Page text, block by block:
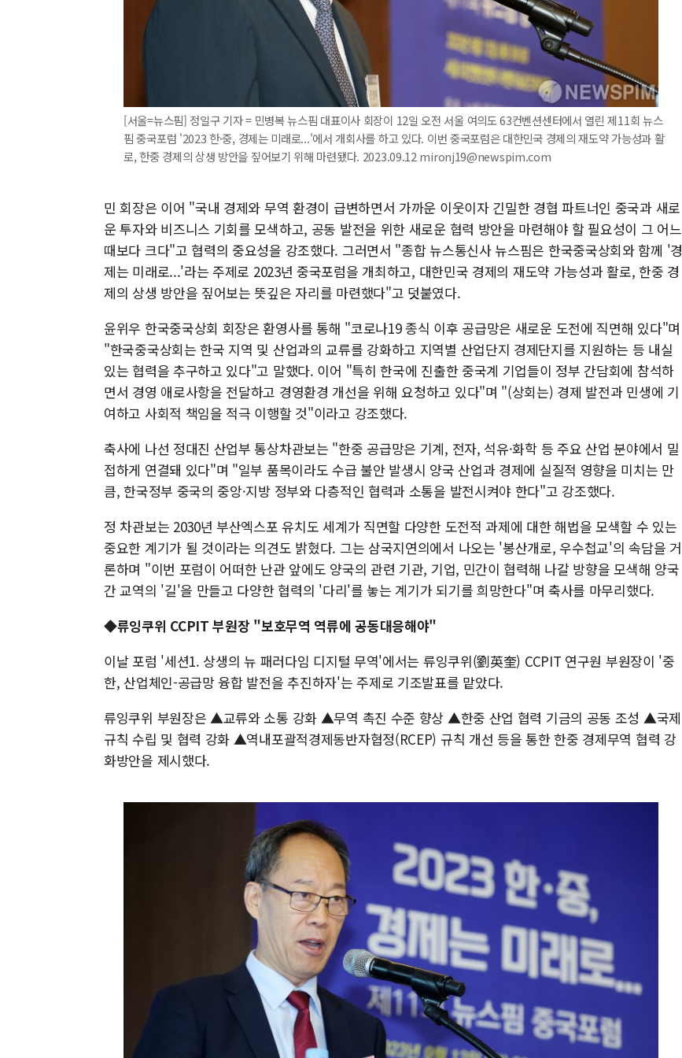
[서울=뉴스핌] 정일구 기자 = 민병복 뉴스핌 대표이사 회장이 12일 오전 서울 여의도 63컨벤션센터에서 열린 제11회 뉴스
핌 중국포럼 '2023 한·중, 경제는 미래로...'에서 개회사를 하고 있다. 이번 중국포럼은 대한민국 경제의 재도약 가능성과 활
로, 한중 경제의 상생 방안을 짚어보기 위해 마련됐다. 2023.09.12 mironj19@newspim.com
민 회장은 이어 "국내 경제와 무역 환경이 급변하면서 가까운 이웃이자 긴밀한 경협 파트너인 중국과 새로
운 투자와 비즈니스 기회를 모색하고, 공동 발전을 위한 새로운 협력 방안을 마련해야 할 필요성이 그 어느
때보다 크다"고 협력의 중요성을 강조했다. 그러면서 "종합 뉴스통신사 뉴스핌은 한국중국상회와 함께 '경
제는 미래로...'라는 주제로 2023년 중국포럼을 개최하고, 대한민국 경제의 재도약 가능성과 활로, 한중 경
제의 상생 방안을 짚어보는 뜻깊은 자리를 마련했다"고 덧붙였다.
윤위우 한국중국상회 회장은 환영사를 통해 "코로나19 종식 이후 공급망은 새로운 도전에 직면해 있다"며
"한국중국상회는 한국 지역 및 산업과의 교류를 강화하고 지역별 산업단지 경제단지를 지원하는 등 내실
있는 협력을 추구하고 있다"고 말했다. 이어 "특히 한국에 진출한 중국계 기업들이 정부 간담회에 참석하
면서 경영 애로사항을 전달하고 경영환경 개선을 위해 요청하고 있다"며 "(상회는) 경제 발전과 민생에 기
여하고 사회적 책임을 적극 이행할 것"이라고 강조했다.
축사에 나선 정대진 산업부 통상차관보는 "한중 공급망은 기계, 전자, 석유·화학 등 주요 산업 분야에서 밀
접하게 연결돼 있다"며 "일부 품목이라도 수급 불안 발생시 양국 산업과 경제에 실질적 영향을 미치는 만
큼, 한국정부 중국의 중앙·지방 정부와 다층적인 협력과 소통을 발전시켜야 한다"고 강조했다.
정 차관보는 2030년 부산엑스포 유치도 세계가 직면할 다양한 도전적 과제에 대한 해법을 모색할 수 있는
중요한 계기가 될 것이라는 의견도 밝혔다. 그는 삼국지연의에서 나오는 '봉산개로, 우수첩교'의 속담을 거
론하며 "이번 포럼이 어떠한 난관 앞에도 양국의 관련 기관, 기업, 민간이 협력해 나갈 방향을 모색해 양국
간 교역의 '길'을 만들고 다양한 협력의 '다리'를 놓는 계기가 되기를 희망한다"며 축사를 마무리했다.
◆류잉쿠위 CCPIT 부원장 "보호무역 역류에 공동대응해야"
이날 포럼 '세션1. 상생의 뉴 패러다임 디지털 무역'에서는 류잉쿠위(劉英奎) CCPIT 연구원 부원장이 '중
한, 산업체인-공급망 융합 발전을 추진하자'는 주제로 기조발표를 맡았다.
류잉쿠위 부원장은 ▲교류와 소통 강화 ▲무역 촉진 수준 향상 ▲한중 산업 협력 기금의 공동 조성 ▲국제
규칙 수립 및 협력 강화 ▲역내포괄적경제동반자협정(RCEP) 규칙 개선 등을 통한 한중 경제무역 협력 강
화방안을 제시했다.